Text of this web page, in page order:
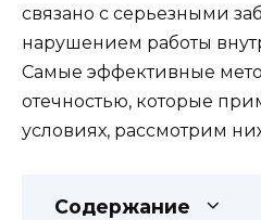
связано с серьезными
нарушением работы
Самые эффективные
отечностью, которые
условиях, рассмотрим
Содержание